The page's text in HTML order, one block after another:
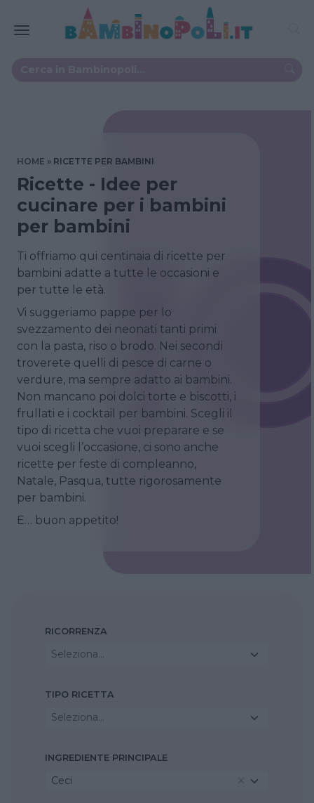
HOME RICETTE PER BAMBINI
Ricette - Idee per
cucinare per i bambini
per bambini
Ti offriamo qui centinaia di ricette per
bambini adatte a tutte le occasioni e
per tutte le età.
Vi suggeriamo pappe per lo
svezzamento dei neonati tanti primi
con la pasta, riso o brodo. Nei secondi
troverete quelli di pesce di carne o
verdure, ma sempre adatto ai bambini.
Non mancano poi dolci torte e biscotti, i
frullati e i cocktail per bambini. Scegli il
tipo di ricetta che vuoi preparare e se
vuoi scegli l’occasione, ci sono anche
ricette per feste di compleanno,
Natale, Pasqua, tutte rigorosamente
per bambini.
E… buon appetito!
RICORRENZA
Seleziona...
TIPO RICETTA
Seleziona...
INGREDIENTE PRINCIPALE
Ceci